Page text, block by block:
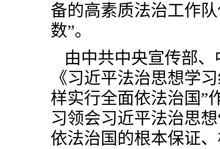
备的高素质法治工作
数”。
由中共中央宣传部
《习近平法治思想学
样实行全面依法治国”
习领会习近平法治思
依法治国的根本保证